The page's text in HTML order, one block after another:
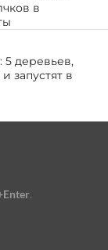
в
5 деревьев,
запустят в
.